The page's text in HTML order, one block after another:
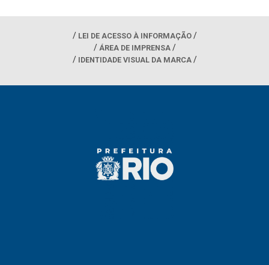
LEI DE ACESSO À INFORMAÇÃO
ÁREA DE IMPRENSA
IDENTIDADE VISUAL DA MARCA